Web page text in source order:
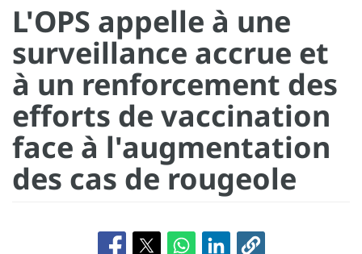
L'OPS appelle à une
surveillance accrue et
à un renforcement des
efforts de vaccination
face à l'augmentation
des cas de rougeole